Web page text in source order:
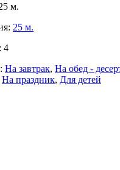
м.
25 м.
4
На завтрак, На обед -
На праздник, Для детей